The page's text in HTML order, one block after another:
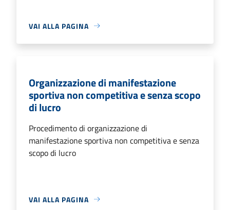
VAI ALLA PAGINA
Organizzazione di manifestazione
sportiva non competitiva e senza scopo
di lucro
Procedimento di organizzazione di
manifestazione sportiva non competitiva e senza
scopo di lucro
VAI ALLA PAGINA